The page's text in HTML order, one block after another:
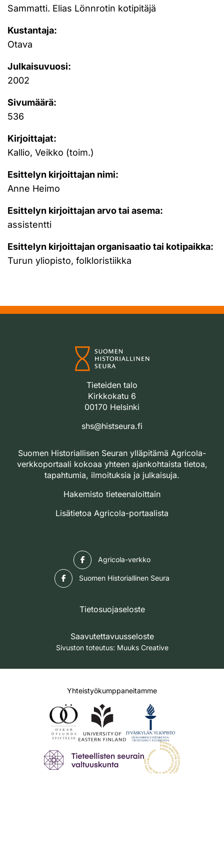
Sammatti. Elias Lönnrotin kotipitäjä
Kustantaja:
Otava
Julkaisuvuosi:
2002
Sivumäärä:
536
Kirjoittajat:
Kallio, Veikko (toim.)
Esittelyn kirjoittajan nimi:
Anne Heimo
Esittelyn kirjoittajan arvo tai asema:
assistentti
Esittelyn kirjoittajan organisaatio tai kotipaikka:
Turun yliopisto, folkloristiikka
Tieteiden talo
Kirkkokatu 6
00170 Helsinki
shs@histseura.fi
Suomen Historiallisen Seuran ylläpitämä Agricola-
verkkoportaali kokoaa yhteen ajankohtaista tietoa,
tapahtumia, ilmoituksia ja julkaisuja.
Hakemisto tieteenaloittain
Lisätietoa Agricola-portaalista
Agricola-verkko
Suomen Historiallinen Seura
Tietosuojaseloste
Saavutettavuusseloste
Sivuston toteutus: Muuks Creative
Yhteistyökumppaneitamme